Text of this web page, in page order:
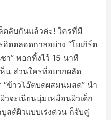
ดลับกันแล้วค่ะ! ใครที่มี
ตตลอดกาลอย่าง “โยเกิร์ต
” พอกทิ้งไว้ 15 นาที
น ส่วนใครที่อยากผลัด
ข้าวโอ๊ตบดผสมนมสด” นำ
วจะเนียนนุ่มเหมือนผิวเด็ก
สต์ผิวแบบเร่งด่วน ก็จับคู่